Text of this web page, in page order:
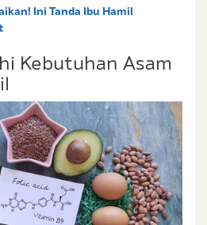
Ini Tanda Ibu Hamil
Kebutuhan Asam